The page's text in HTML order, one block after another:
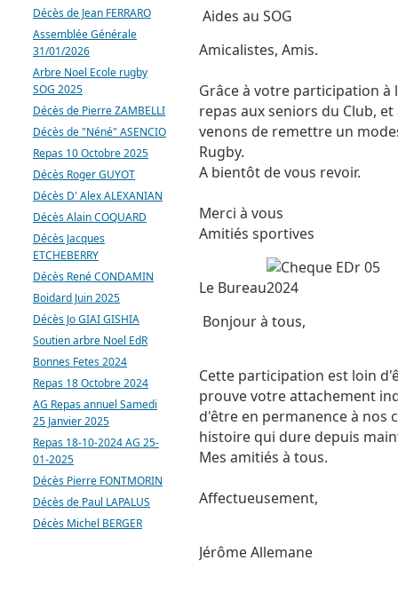
Aides au SOG
Amicalistes, Amis.
Grâce à votre participation à
repas aux seniors du Club,
venons de remettre un
Rugby.
A bientôt de vous revoir.
Merci à vous
Amitiés sportives
Le Bureau
Bonjour à tous,
Cette participation est loin
prouve votre attachement
d'être en permanence à nos
histoire qui dure depuis
Mes amitiés à tous.
Affectueusement,
Jérôme Allemane
Décès de Jean FERRARO
Assemblée Générale
31/01/2026
Arbre Noel Ecole rugby
SOG 2025
Décès de Pierre ZAMBELLI
Décès de "Néné" ASENCIO
Repas 10 Octobre 2025
Décès Roger GUYOT
Décès D' Alex ALEXANIAN
Décès Alain COQUARD
Décès Jacques
ETCHEBERRY
Décès René CONDAMIN
Boidard Juin 2025
Décès Jo GIAI GISHIA
Soutien arbre Noel EdR
Bonnes Fetes 2024
Repas 18 Octobre 2024
AG Repas annuel Samedi
25 Janvier 2025
Repas 18-10-2024 AG 25-
01-2025
Décès Pierre FONTMORIN
Décès de Paul LAPALUS
Décès Michel BERGER